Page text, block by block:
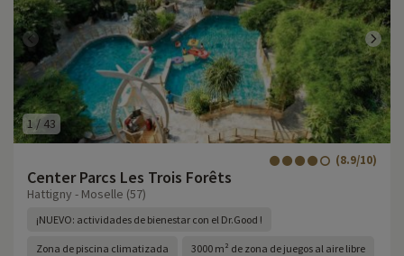
1 / 43
Center Parcs Les Trois Forêts
(8.9/10)
Hattigny - Moselle (57)
¡NUEVO: actividades de bienestar con el Dr.Good !
Zona de piscina climatizada 3000 m² de zona de juegos al aire libre